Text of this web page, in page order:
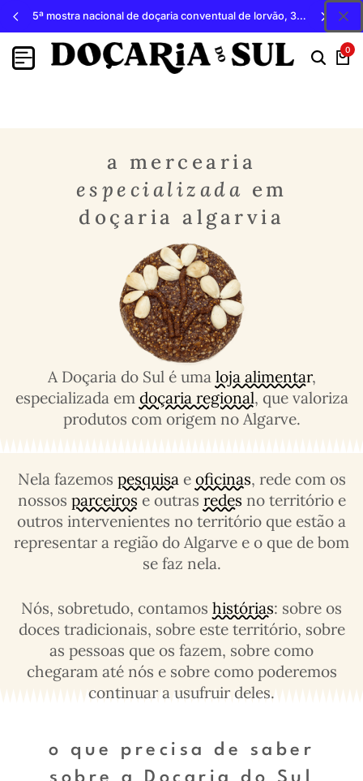
lorvão, 3, 4 e 5 de outubro 2026, penacova 5ª mostra nacional de doçaria conventual de
0
a mercearia
especializada em
doçaria algarvia
A Doçaria do Sul é uma loja alimentar,
especializada em doçaria regional, que valoriza
produtos com origem no Algarve.
Nela fazemos pesquisae oficinas, rede com os
nossos parceiros e outras redes no território e
outros intervenientes no território que estão a
representar a região do Algarve e o que de bom
se faz nela.
Nós, sobretudo, contamos histórias: sobre os
doces tradicionais, sobre este território, sobre
as pessoas que os fazem, sobre como
chegaram até nós e sobre como poderemos
continuar a usufruir deles.
o que precisa de saber